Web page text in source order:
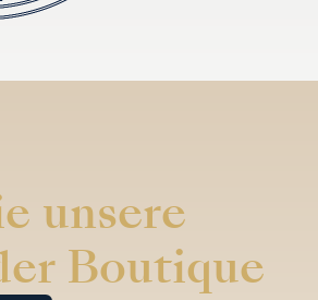
unsere
Boutique